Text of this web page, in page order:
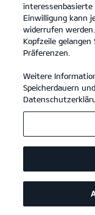
interessenbasierte
Einwilligung kann
widerrufen
Kopfzeile
Präferenzen.
Weitere
Speicherdauern